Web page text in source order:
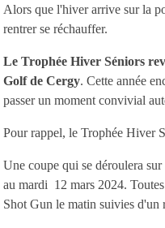
Alors que l'hiver arrive sur la
rentrer se réchauffer.
Le Trophée Hiver Séniors
Golf de Cergy. Cette année
passer un moment convivial
Pour rappel, le Trophée Hiver
Une coupe qui se déroulera
au mardi 12 mars 2024.
Shot Gun le matin suivies d'un